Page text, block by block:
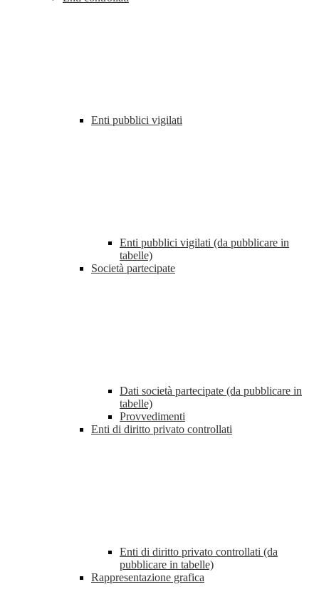
Enti pubblici vigilati
Enti pubblici vigilati (da pubblicare in
tabelle)
Società partecipate
Dati società partecipate (da pubblicare in
tabelle)
Provvedimenti
Enti di diritto privato controllati
Enti di diritto privato controllati (da
pubblicare in tabelle)
Rappresentazione grafica